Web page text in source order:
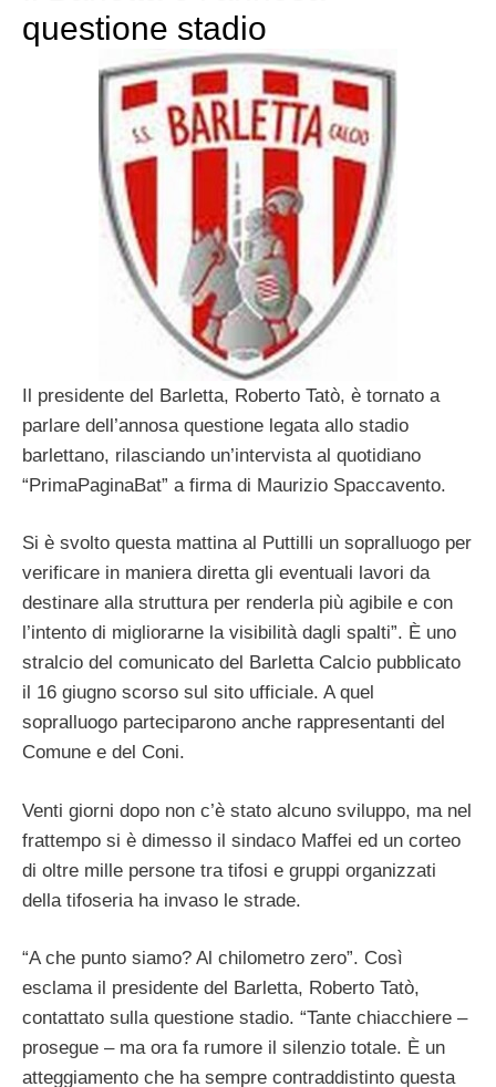
questione stadio
Il presidente del Barletta, Roberto Tatò, è tornato a
parlare dell’annosa questione legata allo stadio
barlettano, rilasciando un’intervista al quotidiano
“PrimaPaginaBat” a firma di Maurizio Spaccavento.
Si è svolto questa mattina al Puttilli un sopralluogo per
verificare in maniera diretta gli eventuali lavori da
destinare alla struttura per renderla più agibile e con
l’intento di migliorarne la visibilità dagli spalti”. È uno
stralcio del comunicato del Barletta Calcio pubblicato
il 16 giugno scorso sul sito ufficiale. A quel
sopralluogo parteciparono anche rappresentanti del
Comune e del Coni.
Venti giorni dopo non c’è stato alcuno sviluppo, ma nel
frattempo si è dimesso il sindaco Maffei ed un corteo
di oltre mille persone tra tifosi e gruppi organizzati
della tifoseria ha invaso le strade.
“A che punto siamo? Al chilometro zero”. Così
esclama il presidente del Barletta, Roberto Tatò,
contattato sulla questione stadio. “Tante chiacchiere –
prosegue – ma ora fa rumore il silenzio totale. È un
atteggiamento che ha sempre contraddistinto questa